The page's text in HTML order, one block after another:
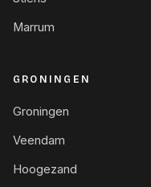
Marrum
GRONINGEN
Groningen
Veendam
Hoogezand